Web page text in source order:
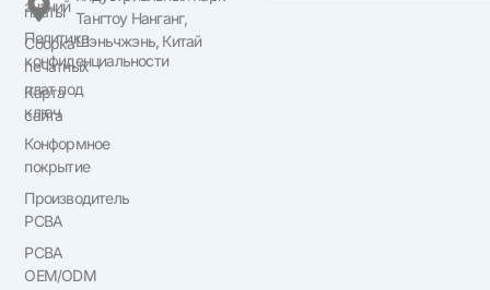
знаний
Политика
конфиденциальности
Карта
сайта
платы
Сборка
печатных
плат под
ключ
Конформное
покрытие
Производитель
PCBA
PCBA
OEM/ODM
Тангтоу Нанганг,
Шэньчжэнь, Китай